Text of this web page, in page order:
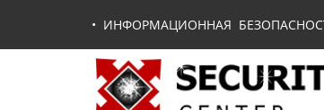
• ИНФОРМАЦИОННАЯ